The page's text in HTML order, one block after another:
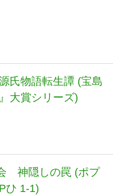
氏物語転生譚 (宝島
大賞シリーズ)
神隠しの罠 (ポプ
ひ 1-1)